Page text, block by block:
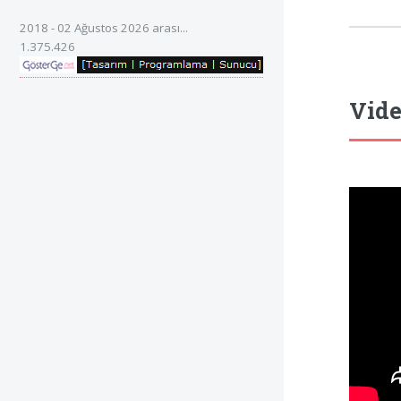
2018 - 02 Ağustos 2026 arası...
1.375.426